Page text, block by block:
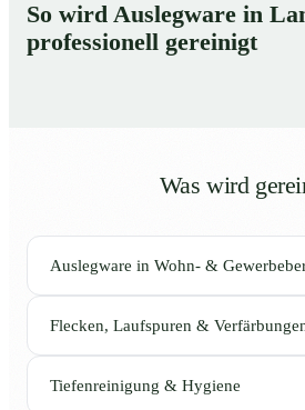
So wird Auslegware in
professionell gereinigt
Was wird
Auslegware in Wohn- &
Flecken, Laufspuren &
Tiefenreinigung & Hygiene